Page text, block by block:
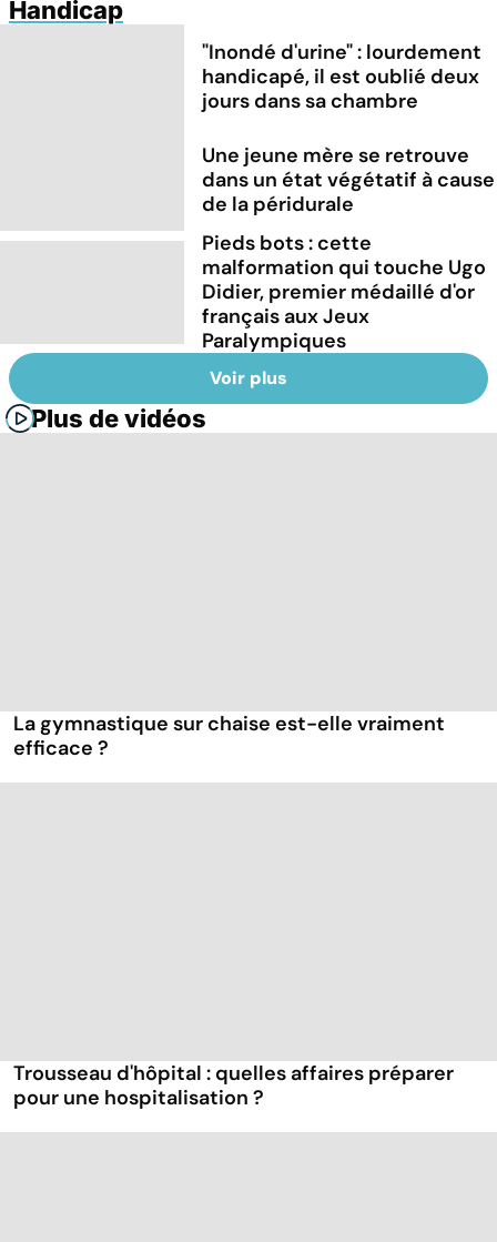
Handicap
"Inondé d'urine" : lourdement
handicapé, il est oublié deux
jours dans sa chambre
Une jeune mère se retrouve
dans un état végétatif à cause
de la péridurale
Pieds bots : cette
malformation qui touche Ugo
Didier, premier médaillé d'or
français aux Jeux
Paralympiques
Voir plus
Plus de vidéos
La gymnastique sur chaise est-elle vraiment
efficace ?
Trousseau d'hôpital : quelles affaires préparer
pour une hospitalisation ?